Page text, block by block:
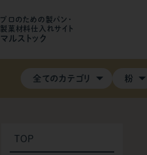
プロのための製パン・
製菓材料仕入れサイト
マルストック
全てのカテゴリ 粉
TOP